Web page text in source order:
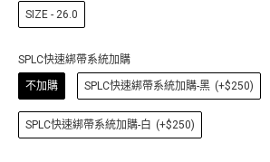
SIZE - 26.0
SPLC快速綁帶系統加購
不加購 SPLC快速綁帶系統加購-黑 (+$250)
SPLC快速綁帶系統加購-白 (+$250)